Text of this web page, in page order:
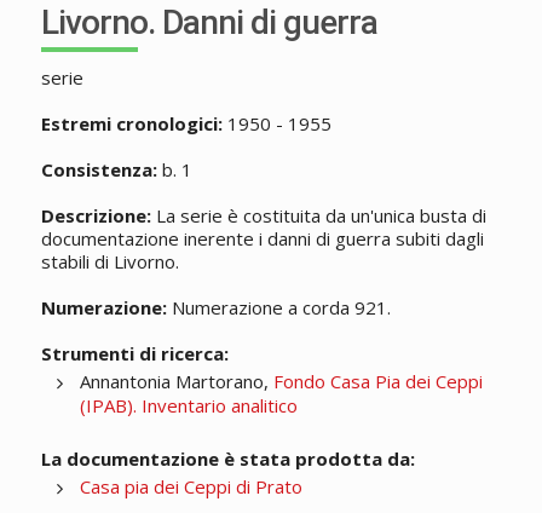
Livorno. Danni di guerra
serie
Estremi cronologici:1950 - 1955
Consistenza:b. 1
Descrizione:La serie è costituita da un'unica busta di
documentazione inerente i danni di guerra subiti dagli
stabili di Livorno.
Numerazione:Numerazione a corda 921.
Strumenti di ricerca:
Annantonia Martorano, Fondo Casa Pia dei Ceppi
(IPAB). Inventario analitico
La documentazione è stata prodotta da:
Casa pia dei Ceppi di Prato